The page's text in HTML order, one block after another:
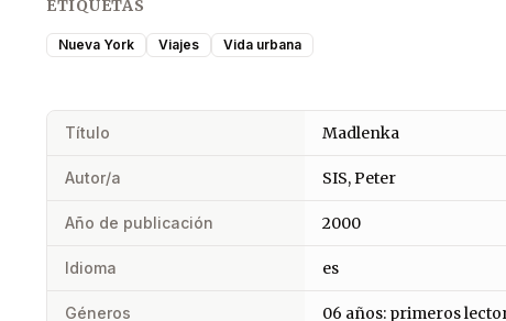
ETIQUETAS
Nueva York Viajes Vida urbana
Título Madlenka
Autor/a SIS, Peter
Año de publicación 2000
Idioma es
Géneros 06 años: primeros